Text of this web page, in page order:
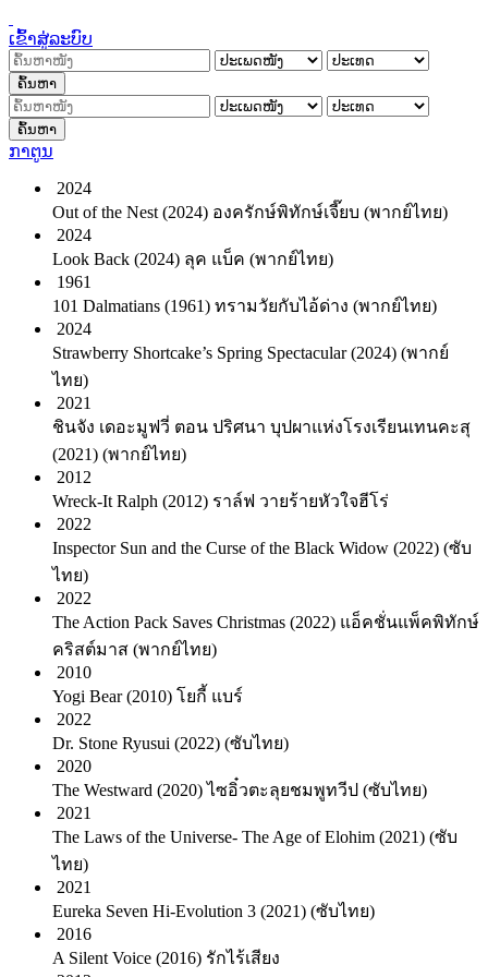
ເຂົ້າສູ່ລະບົບ
ຄົ້ນຫາ
ຄົ້ນຫາ
ກາຕູນ
2024
Out of the Nest (2024) องครักษ์พิทักษ์เจี๊ยบ (พากย์ไทย)
2024
Look Back (2024) ลุค แบ็ค (พากย์ไทย)
1961
101 Dalmatians (1961) ทรามวัยกับไอ้ด่าง (พากย์ไทย)
2024
Strawberry Shortcake’s Spring Spectacular (2024) (พากย์
ไทย)
2021
ชินจัง เดอะมูฟวี่ ตอน ปริศนา บุปผาแห่งโรงเรียนเทนคะสุ
(2021) (พากย์ไทย)
2012
Wreck-It Ralph (2012) ราล์ฟ วายร้ายหัวใจฮีโร่
2022
Inspector Sun and the Curse of the Black Widow (2022) (ซับ
ไทย)
2022
The Action Pack Saves Christmas (2022) แอ็คชั่นแพ็คพิทักษ์
คริสต์มาส (พากย์ไทย)
2010
Yogi Bear (2010) โยกี้ แบร์
2022
Dr. Stone Ryusui (2022) (ซับไทย)
2020
The Westward (2020) ไซอิ๋วตะลุยชมพูทวีป (ซับไทย)
2021
The Laws of the Universe- The Age of Elohim (2021) (ซับ
ไทย)
2021
Eureka Seven Hi-Evolution 3 (2021) (ซับไทย)
2016
A Silent Voice (2016) รักไร้เสียง